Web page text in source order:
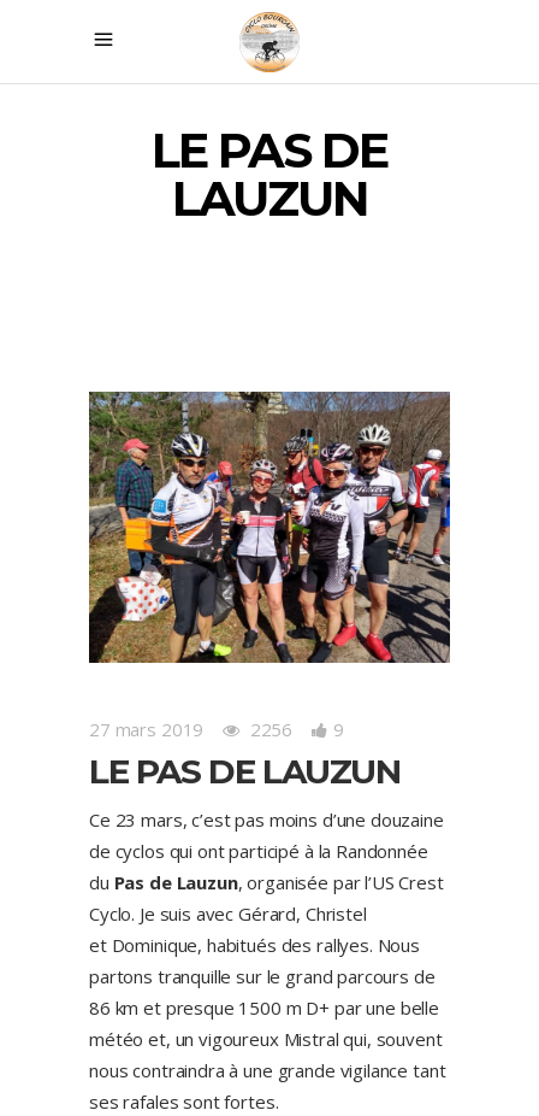
LE PAS DE
LAUZUN
27 mars 2019 2256 9
LE PAS DE LAUZUN
Ce 23 mars, c’est pas moins d’une douzaine
de cyclos qui ont participé à la Randonnée
du Pas de Lauzun, organisée par l’US Crest
Cyclo. Je suis avec Gérard, Christel
et Dominique, habitués des rallyes. Nous
partons tranquille sur le grand parcours de
86 km et presque 1500 m D+ par une belle
météo et, un vigoureux Mistral qui, souvent
nous contraindra à une grande vigilance tant
ses rafales sont fortes.